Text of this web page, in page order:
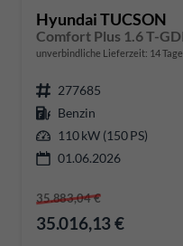
Hyundai TUCSON
unverbindliche Lieferzeit: 14 Tage
277685
Benzin
110 kW (150 PS)
01.06.2026
35.883,04 €
35.016,13 €